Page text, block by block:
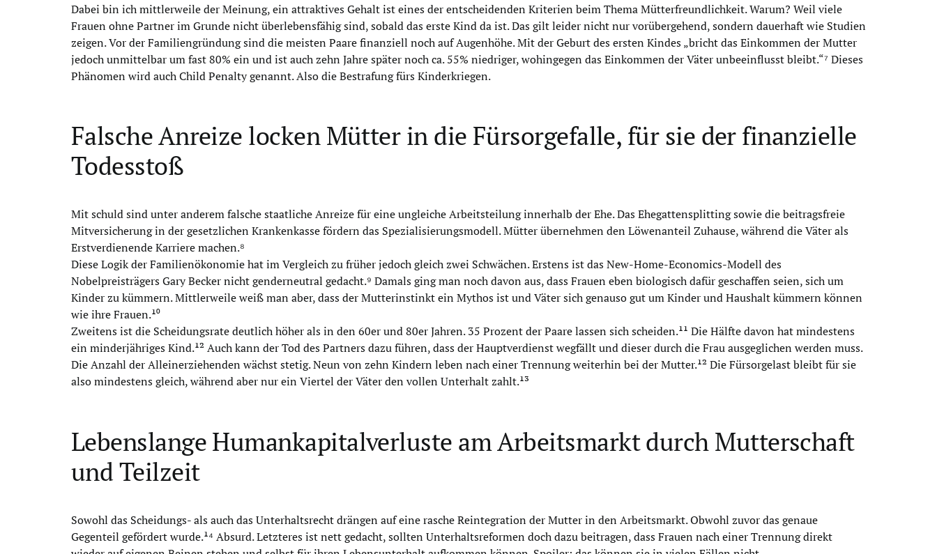
Dabei bin ich mittlerweile der Meinung, ein attraktives Gehalt ist eines der entscheidenden Kriterien beim Thema Mütterfreundlichkeit. Warum? Weil viele
Frauen ohne Partner im Grunde nicht überlebensfähig sind, sobald das erste Kind da ist. Das gilt leider nicht nur vorübergehend, sondern dauerhaft wie Studien
zeigen. Vor der Familiengründung sind die meisten Paare finanziell noch auf Augenhöhe. Mit der Geburt des ersten Kindes „bricht das Einkommen der Mutter
jedoch unmittelbar um fast 80% ein und ist auch zehn Jahre später noch ca. 55% niedriger, wohingegen das Einkommen der Väter unbeeinflusst bleibt.“⁷ Dieses
Phänomen wird auch Child Penalty genannt. Also die Bestrafung fürs Kinderkriegen.
Falsche Anreize locken Mütter in die Fürsorgefalle, für sie der finanzielle
Todesstoß
Mit schuld sind unter anderem falsche staatliche Anreize für eine ungleiche Arbeitsteilung innerhalb der Ehe. Das Ehegattensplitting sowie die beitragsfreie
Mitversicherung in der gesetzlichen Krankenkasse fördern das Spezialisierungsmodell. Mütter übernehmen den Löwenanteil Zuhause, während die Väter als
Erstverdienende Karriere machen.⁸
Diese Logik der Familienökonomie hat im Vergleich zu früher jedoch gleich zwei Schwächen. Erstens ist das New-Home-Economics-Modell des
Nobelpreisträgers Gary Becker nicht genderneutral gedacht.⁹ Damals ging man noch davon aus, dass Frauen eben biologisch dafür geschaffen seien, sich um
Kinder zu kümmern. Mittlerweile weiß man aber, dass der Mutterinstinkt ein Mythos ist und Väter sich genauso gut um Kinder und Haushalt kümmern können
wie ihre Frauen.¹⁰
Zweitens ist die Scheidungsrate deutlich höher als in den 60er und 80er Jahren. 35 Prozent der Paare lassen sich scheiden.¹¹ Die Hälfte davon hat mindestens
ein minderjähriges Kind.¹² Auch kann der Tod des Partners dazu führen, dass der Hauptverdienst wegfällt und dieser durch die Frau ausgeglichen werden muss.
Die Anzahl der Alleinerziehenden wächst stetig. Neun von zehn Kindern leben nach einer Trennung weiterhin bei der Mutter.¹² Die Fürsorgelast bleibt für sie
also mindestens gleich, während aber nur ein Viertel der Väter den vollen Unterhalt zahlt.¹³
Lebenslange Humankapitalverluste am Arbeitsmarkt durch Mutterschaft
und Teilzeit
Sowohl das Scheidungs- als auch das Unterhaltsrecht drängen auf eine rasche Reintegration der Mutter in den Arbeitsmarkt. Obwohl zuvor das genaue
Gegenteil gefördert wurde.¹⁴ Absurd. Letzteres ist nett gedacht, sollten Unterhaltsreformen doch dazu beitragen, dass Frauen nach einer Trennung direkt